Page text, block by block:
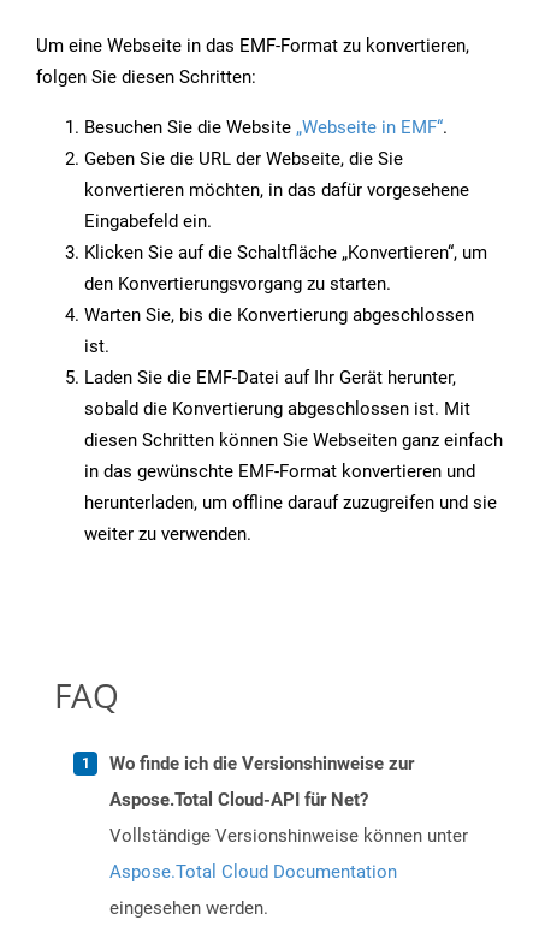
Um eine Webseite in das EMF-Format zu konvertieren,
folgen Sie diesen Schritten:
Besuchen Sie die Website „Webseite in EMF“.
Geben Sie die URL der Webseite, die Sie
konvertieren möchten, in das dafür vorgesehene
Eingabefeld ein.
Klicken Sie auf die Schaltfläche „Konvertieren“, um
den Konvertierungsvorgang zu starten.
Warten Sie, bis die Konvertierung abgeschlossen
ist.
Laden Sie die EMF-Datei auf Ihr Gerät herunter,
sobald die Konvertierung abgeschlossen ist. Mit
diesen Schritten können Sie Webseiten ganz einfach
in das gewünschte EMF-Format konvertieren und
herunterladen, um offline darauf zuzugreifen und sie
weiter zu verwenden.
FAQ
Wo finde ich die Versionshinweise zur
Aspose.Total Cloud-API für Net?
Vollständige Versionshinweise können unter
Aspose.Total Cloud Documentation
eingesehen werden.